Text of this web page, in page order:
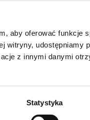
aby oferować funkcje
udostępniamy
z innymi danymi
Statystyka